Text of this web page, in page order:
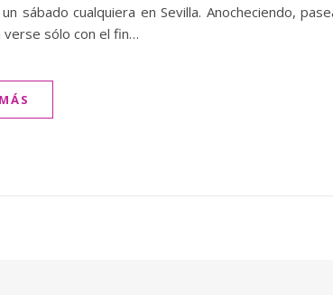
sábado cualquiera en Sevilla. Anocheciendo,
verse sólo con el fin…